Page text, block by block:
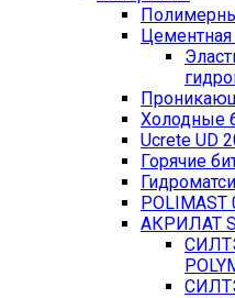
Цементная
Холодные
Ucrete UD
Горячие
АКРИЛАТ